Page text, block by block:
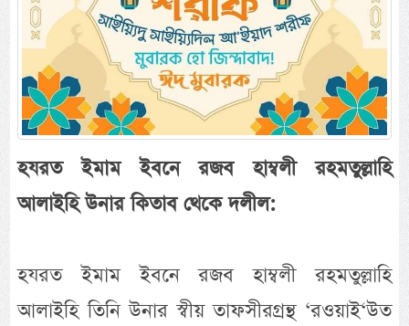
হযরত ইমাম ইবনে রজব হাম্বলী রহমতুল্লাহি
আলাইহি উনার কিতাব থেকে দলীল:
হযরত ইমাম ইবনে রজব হাম্বলী রহমতুল্লাহি
আলাইহি তিনি উনার স্বীয় তাফসীরগ্রন্থ ‘রওয়াই‘উত